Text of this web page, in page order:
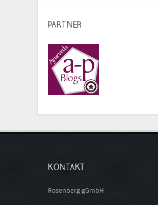
PARTNER
KONTAKT
Rosenberg gGmbH